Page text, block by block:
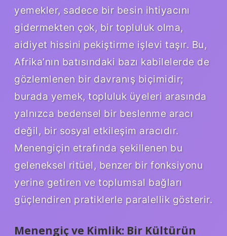
yemekler, sadece bir besin ihtiyacını
gidermekten çok, bir topluluk olma,
aidiyet hissini pekiştirme işlevi taşır. Bu,
Afrika’nın batısındaki bazı kabilelerde de
gözlemlenen bir davranış biçimidir;
burada yemek, topluluk üyeleri arasında
yalnızca bedensel bir beslenme aracı
değil, bir sosyal etkileşim aracıdır.
Menengiçin etrafında şekillenen bu
geleneksel ritüel, benzer bir fonksiyonu
yerine getiren ve toplumsal bağları
güçlendiren pratiklerle paralellik gösterir.
Menengiç ve Kimlik: Bir Kültürün